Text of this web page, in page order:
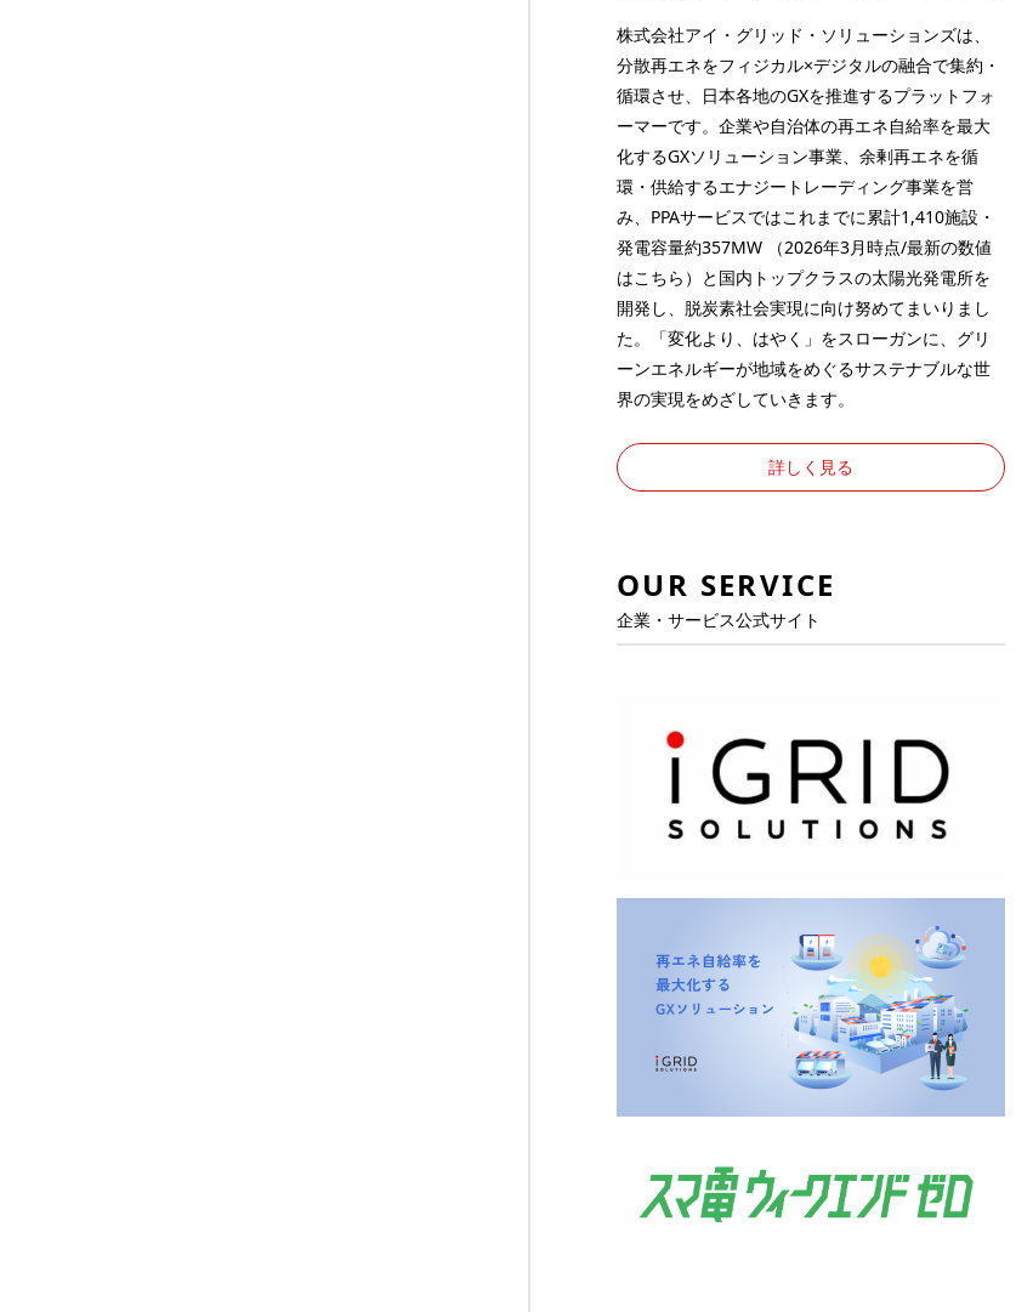
株式会社アイ・グリッド・ソリューションズは、
分散再エネをフィジカル×デジタルの融合で集約・
循環させ、日本各地のGXを推進するプラットフォ
ーマーです。企業や自治体の再エネ自給率を最大
化するGXソリューション事業、余剰再エネを循
環・供給するエナジートレーディング事業を営
み、PPAサービスではこれまでに累計1,410施設・
発電容量約357MW （2026年3月時点/最新の数値
はこちら ）と国内トップクラスの太陽光発電所を
開発し、脱炭素社会実現に向け努めてまいりまし
た。「変化より、はやく」をスローガンに、グリ
ーンエネルギーが地域をめぐるサステナブルな世
界の実現をめざしていきます。
詳しく見る
OUR SERVICE
企業・サービス公式サイト